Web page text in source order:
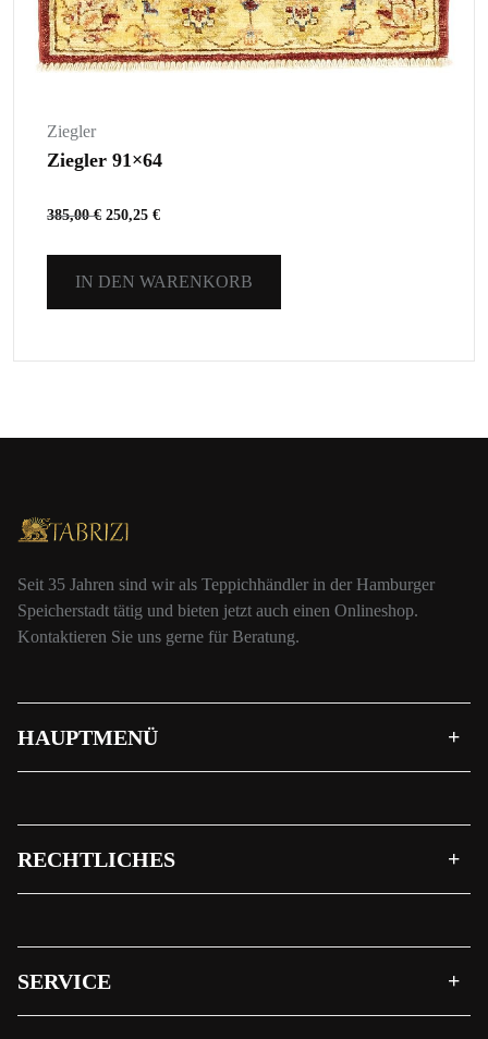
Ziegler
Ziegler 91×64
385,00€ 250,25 €
IN DEN WARENKORB
Seit 35 Jahren sind wir als Teppichhändler in der Hamburger
Speicherstadt tätig und bieten jetzt auch einen Onlineshop.
Kontaktieren Sie uns gerne für Beratung.
HAUPTMENÜ
RECHTLICHES
SERVICE